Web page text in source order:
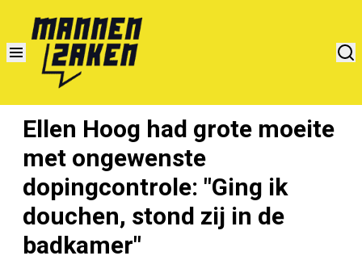
Ellen Hoog had grote moeite
met ongewenste
dopingcontrole: "Ging ik
douchen, stond zij in de
badkamer"